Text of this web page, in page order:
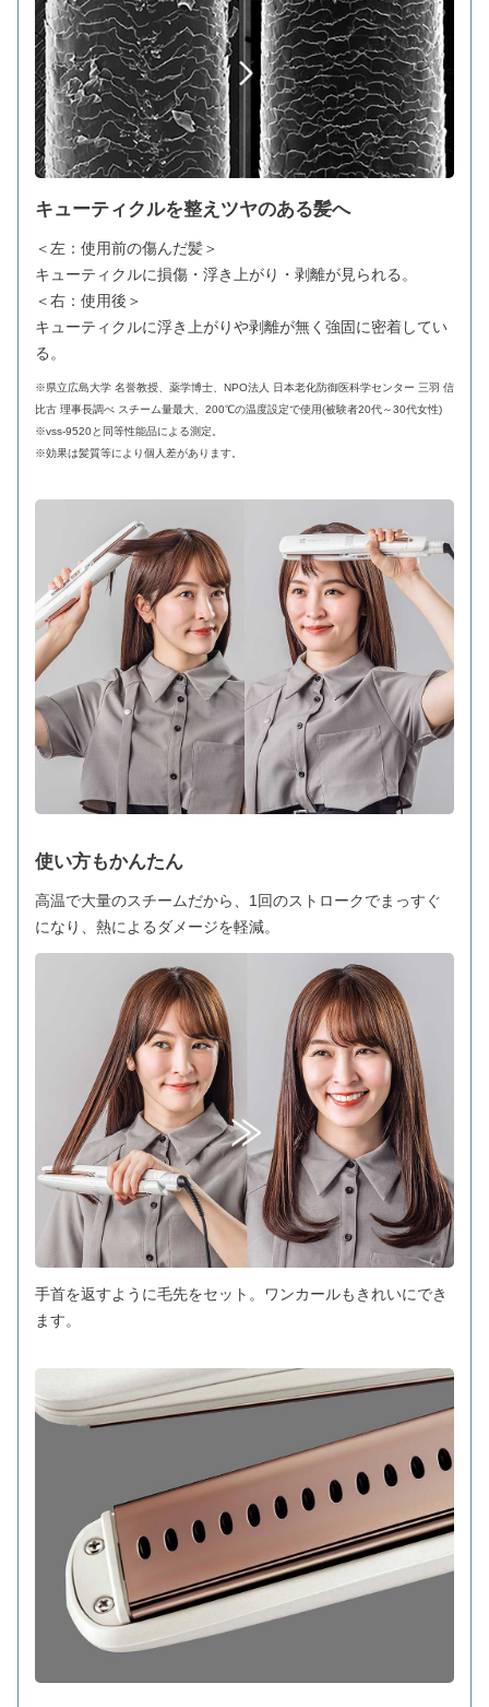
キューティクルを整えツヤのある髪へ
＜左：使用前の傷んだ髪＞
キューティクルに損傷・浮き上がり・剥離が見られる。
＜右：使用後＞
キューティクルに浮き上がりや剥離が無く強固に密着してい
る。
※県立広島大学 名誉教授、薬学博士、NPO法人 日本老化防御医科学センター 三羽 信
比古 理事長調べ スチーム量最大、200℃の温度設定で使用(被験者20代～30代女性)
※vss-9520と同等性能品による測定。
※効果は髪質等により個人差があります。
使い方もかんたん
高温で大量のスチームだから、1回のストロークでまっすぐ
になり、熱によるダメージを軽減。
手首を返すように毛先をセット。ワンカールもきれいにでき
ます。